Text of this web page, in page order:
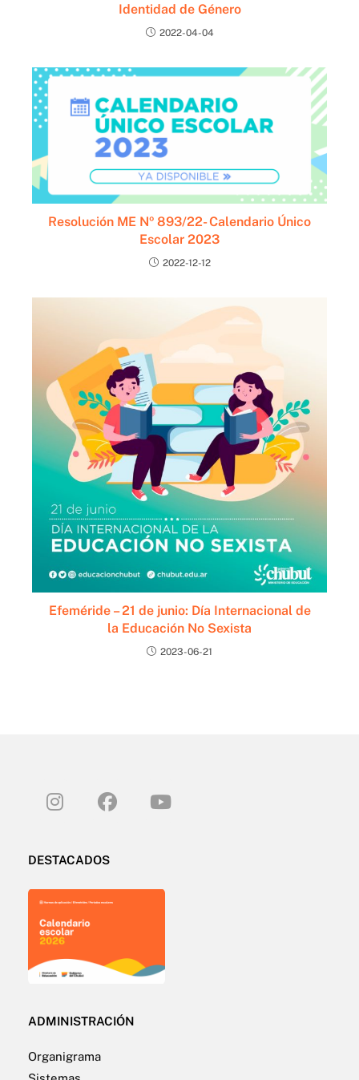
Identidad de Género
2022-04-04
Resolución ME Nº 893/22- Calendario Único
Escolar 2023
2022-12-12
Efeméride – 21 de junio: Día Internacional de
la Educación No Sexista
2023-06-21
DESTACADOS
ADMINISTRACIÓN
Organigrama